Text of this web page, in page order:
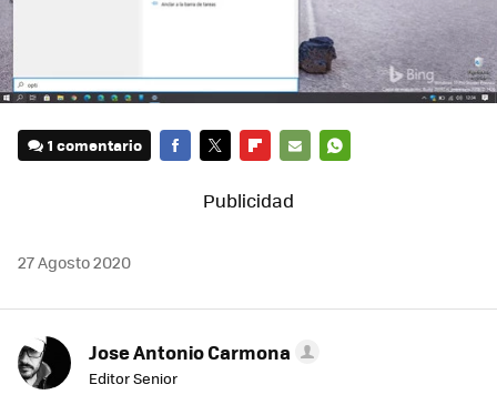
1 comentario
MAIL
27 Agosto 2020
Jose Antonio Carmona
Editor Senior